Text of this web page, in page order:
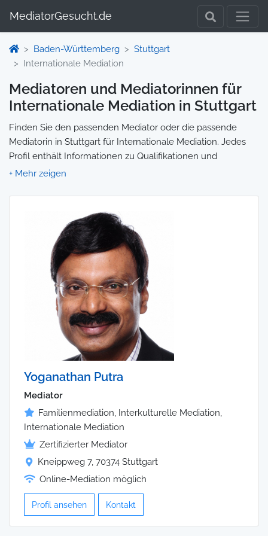
MediatorGesucht.de
Baden-Württemberg
Stuttgart
Internationale Mediation
Mediatoren und Mediatorinnen für
Internationale Mediation in Stuttgart
Finden Sie den passenden Mediator oder die passende
Mediatorin in Stuttgart für Internationale Mediation. Jedes
Profil enthält Informationen zu Qualifikationen und
Spezialisierungen, sodass Sie gezielt die richtige Person für
Wir selbst vermitteln keine Mediationen, sondern stellen die
Plattform zur Verfügung, um Ihnen die Suche zu erleichtern.
Yoganathan Putra
Mediator
Familienmediation, Interkulturelle Mediation,
Internationale Mediation
Zertifizierter Mediator
Kneippweg 7, 70374 Stuttgart
Online-Mediation möglich
Profil ansehen Kontakt